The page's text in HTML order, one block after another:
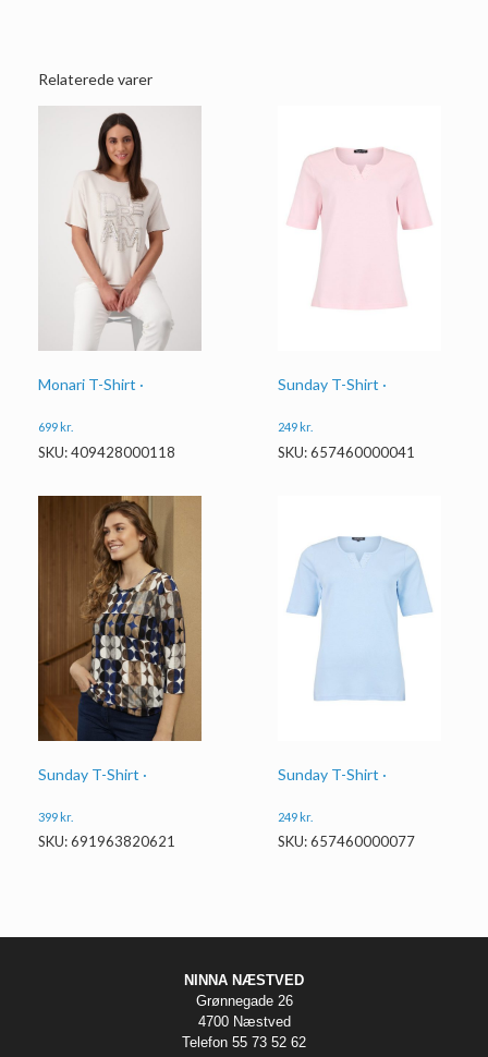
Relaterede varer
Monari T-Shirt ·
699kr.
SKU: 409428000118
Sunday T-Shirt ·
249kr.
SKU: 657460000041
Sunday T-Shirt ·
399kr.
SKU: 691963820621
Sunday T-Shirt ·
249kr.
SKU: 657460000077
NINNA NÆSTVED
Grønnegade 26
4700 Næstved
Telefon 55 73 52 62